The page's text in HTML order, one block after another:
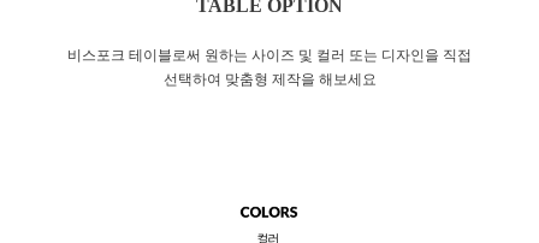
TABLE OPTION
비스포크 테이블로써 원하는 사이즈 및 컬러 또는 디자인을 직접
선택하여 맞춤형 제작을 해보세요